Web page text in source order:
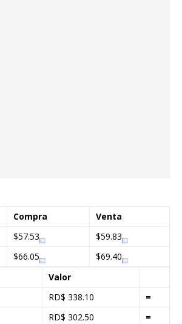
Compra
Venta
$57.53
$59.83
$66.05
$69.40
Valor
RD$ 338.10
=
RD$ 302.50
=